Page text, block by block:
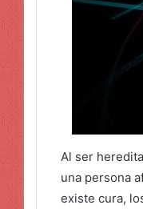
Al ser
una persona
existe cura,